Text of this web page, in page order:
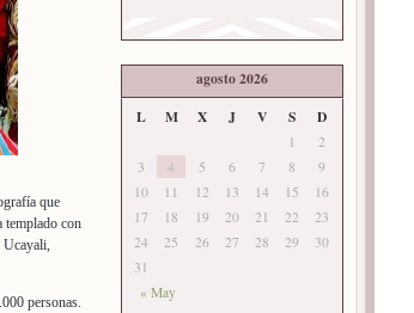
que
templado con
Ucayali,
personas.
agosto 2026
L
M X J V S D
« May
1
2
3
4 5 6 7 8
9
10
11 12 13 14 15
16
17
18 19 20 21 22
23
24
25 26 27 28 29
30
31